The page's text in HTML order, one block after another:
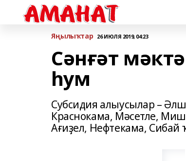
Яңылыҡтар 26 ИЮЛЯ 2019, 04:23
Сәнғәт
һум
Субсидия алыусылар –
Краснокама, Мәсетле,
Ағиҙел, Нефтекама, Сибай